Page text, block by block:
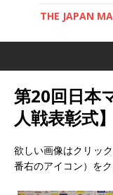
THE JAPAN
第20回日本
人戦表彰式】
欲しい画像はクリッ
番右のアイコン）を